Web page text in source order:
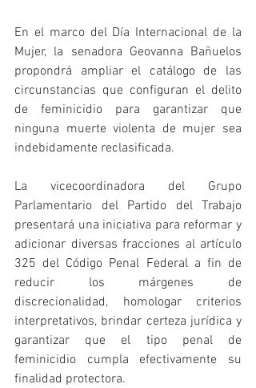
En el marco del Día Internacional de la
Mujer, la senadora Geovanna Bañuelos
propondrá ampliar el catálogo de las
circunstancias que configuran el delito
de feminicidio para garantizar que
ninguna muerte violenta de mujer sea
indebidamente reclasificada.
La vicecoordinadora del Grupo
Parlamentario del Partido del Trabajo
presentará una iniciativa para reformar y
adicionar diversas fracciones al artículo
325 del Código Penal Federal a fin de
reducir los márgenes de
discrecionalidad, homologar criterios
interpretativos, brindar certeza jurídica y
garantizar que el tipo penal de
feminicidio cumpla efectivamente su
finalidad protectora.